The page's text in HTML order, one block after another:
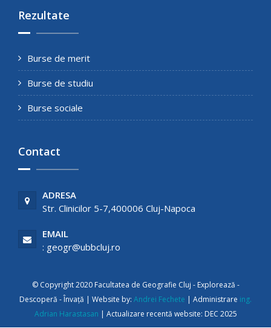
Rezultate
Burse de merit
Burse de studiu
Burse sociale
Contact
ADRESA
Str. Clinicilor 5-7,400006 Cluj-Napoca
EMAIL
: geogr@ubbcluj.ro
© Copyright 2020 Facultatea de Geografie Cluj - Explorează -
Descoperă - Învață | Website by: Andrei Fechete | Administrare ing.
Adrian Harastasan | Actualizare recentă website: DEC 2025